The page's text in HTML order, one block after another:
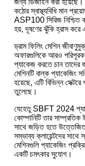
কঠোর স্বাস্থ্যবিধি মান
ASP100 সিরিজ নিশ্চিত
হয়, দূষণের ঝুঁকি হ্রাস করে
ড্রাম ফিলিং মেশিন
অফারগুলিকে আরও পরিপূরক
প্যাকেজ করতে চান তাদের
মেশিনটি বাল্ক প্যাকেজিং
হয়েছে, এটি বিভিন্ন
তুলেছে।
যেহেতু SBFT 2024 প্যাক
কোম্পানিটি তার সাম্প্রতিক
সাথে জড়িত হতে
সম্ভাব্য ক্লায়েন্টদের সাথে
মেশিনগুলি প্যাকেজিং
একটি চমৎকার সুযোগ।